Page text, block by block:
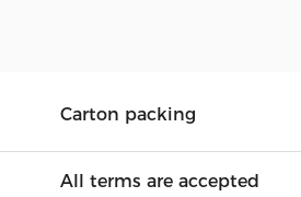
Carton packing
All terms are accepted